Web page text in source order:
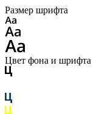
Размер шрифта
Цвет фона и шрифта